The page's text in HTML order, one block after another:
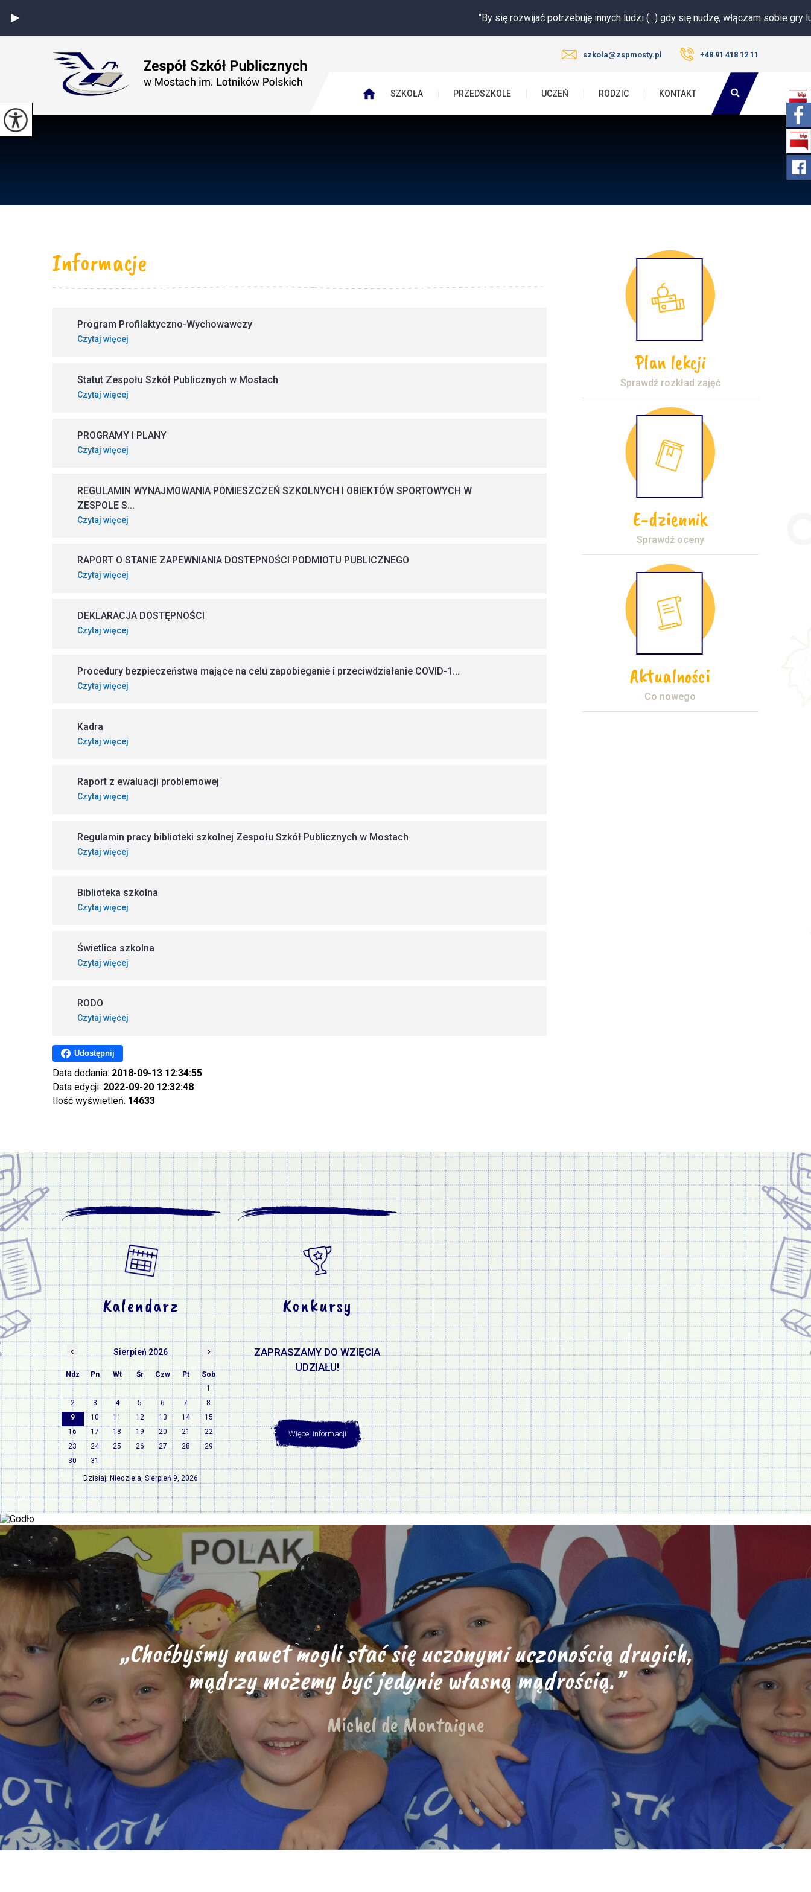
"By się rozwijać potrzebuję innych ludzi (...) gdy się nudzę, włączam sobie gry lub filmik.
szkola@zspmosty.pl +48 91 418 12 11
SZKOŁA PRZEDSZKOLE UCZEŃ RODZIC KONTAKT
Informacje
Program Profilaktyczno-Wychowawczy
Czytaj więcej
Statut Zespołu Szkół Publicznych w Mostach
Czytaj więcej
PROGRAMY I PLANY
Czytaj więcej
REGULAMIN WYNAJMOWANIA POMIESZCZEŃ SZKOLNYCH I OBIEKTÓW SPORTOWYCH W
ZESPOLE S...
Czytaj więcej
RAPORT O STANIE ZAPEWNIANIA DOSTEPNOŚCI PODMIOTU PUBLICZNEGO
Czytaj więcej
DEKLARACJA DOSTĘPNOŚCI
Czytaj więcej
Procedury bezpieczeństwa mające na celu zapobieganie i przeciwdziałanie COVID-1...
Czytaj więcej
Kadra
Czytaj więcej
Raport z ewaluacji problemowej
Czytaj więcej
Regulamin pracy biblioteki szkolnej Zespołu Szkół Publicznych w Mostach
Czytaj więcej
Biblioteka szkolna
Czytaj więcej
Świetlica szkolna
Czytaj więcej
RODO
Czytaj więcej
Udostępnij
Data dodania: 2018-09-13 12:34:55
Data edycji: 2022-09-20 12:32:48
Ilość wyświetleń: 14633
Plan lekcji
Sprawdź rozkład zajęć
E-dziennik
Sprawdź oceny
Aktualności
Co nowego
Kalendarz
‹ Sierpień 2026 ›
Ndz Pn Wt Śr Czw Pt
Sob
1
2
3 4 5 6 7
8
9
10 11 12 13 14
15
16
17 18 19 20 21
22
23
24 25 26 27 28
29
30
31
Dzisiaj: Niedziela, Sierpień 9, 2026
Konkursy
ZAPRASZAMY DO WZIĘCIA
UDZIAŁU!
Więcej informacji
„Choćbyśmy nawet mogli stać się uczonymi uczonością drugich,
mądrzy możemy być jedynie własną mądrością.”
Michel de Montaigne